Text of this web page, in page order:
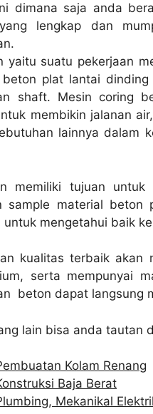
dimana saja anda
lengkap dan
yaitu suatu pekerjaan
beton plat lantai
shaft. Mesin coring
membikin jalanan
lainnya dalam
memiliki tujuan
sample material
untuk mengetahui baik
kualitas terbaik akan
serta mempunyai
beton dapat langsung
lain bisa anda tautan
Kolam Renang
Baja Berat
Mekanikal